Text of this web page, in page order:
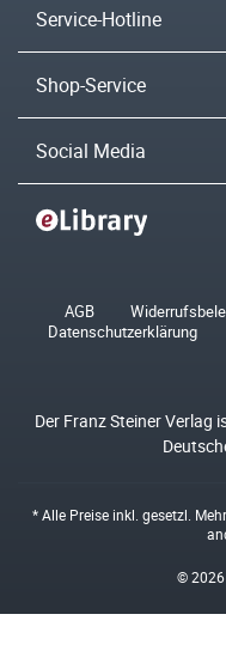
Service-Hotline
Shop-Service
Social Media
AGB
Datenschutzerklärung
Der Franz Steiner Verlag
* Alle Preise inkl. gesetzl.
© 2026